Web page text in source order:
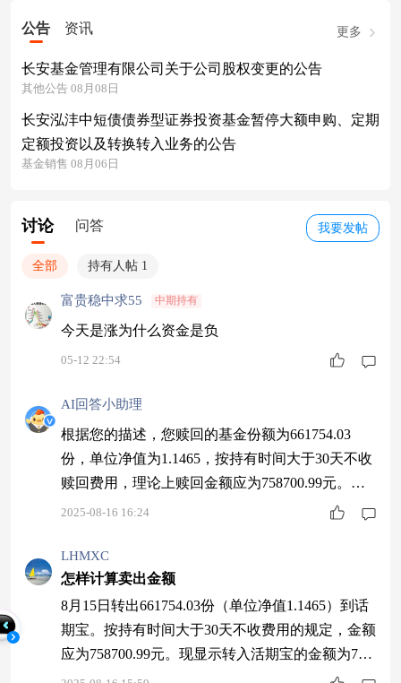
公告 资讯 更多
长安基金管理有限公司关于公司股权变更的公告
其他公告 08月08日
长安泓沣中短债债券型证券投资基金暂停大额申购、定期
定额投资以及转换转入业务的公告
基金销售 08月06日
我要发帖
讨论 问答
全部 持有人帖 1
富贵稳中求55 中期持有
今天是涨为什么资金是负
05-12 22:54
AI回答小助理
根据您的描述，您赎回的基金份额为661754.03
份，单位净值为1.1465，按持有时间大于30天不收
赎回费用，理论上赎回金额应为758700.99元。实
际到账金额与预期不符，可能是由于净值波动或其
金人工客服95021获取详细信息。 本内容由小助理
生成，点击头像查看更多精彩内容。 免责声明：
本内容由AI生成。 针对AI生成的内容，不代表天
天基金的立场、态
2025-08-16 16:24
LHMXC
怎样计算卖出金额
8月15日转出661754.03份（单位净值1.1465）到话
期宝。按持有时间大于30天不收费用的规定，金额
应为758700.99元。现显示转入活期宝的金额为751
246.03元，尚差7456元。请问这是怎么回事？